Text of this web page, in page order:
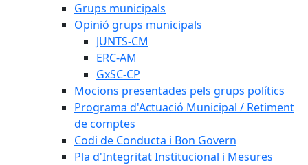
Grups municipals
Opinió grups municipals
JUNTS-CM
ERC-AM
GxSC-CP
Mocions presentades pels grups polítics
Programa d'Actuació Municipal / Retiment
de comptes
Codi de Conducta i Bon Govern
Pla d'Integritat Institucional i Mesures